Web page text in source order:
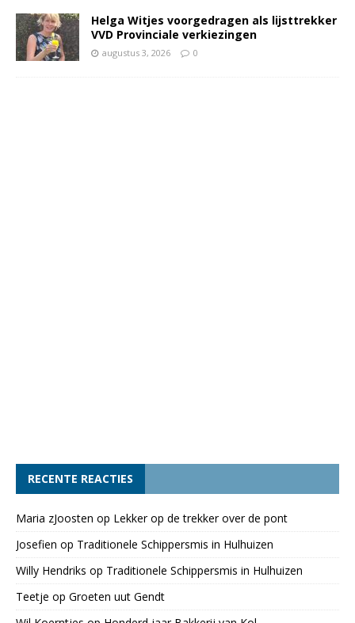
Helga Witjes voorgedragen als lijsttrekker
VVD Provinciale verkiezingen
augustus 3, 2026 0
RECENTE REACTIES
Maria zJoosten op Lekker op de trekker over de pont
Josefien op Traditionele Schippersmis in Hulhuizen
Willy Hendriks op Traditionele Schippersmis in Hulhuizen
Teetje op Groeten uut Gendt